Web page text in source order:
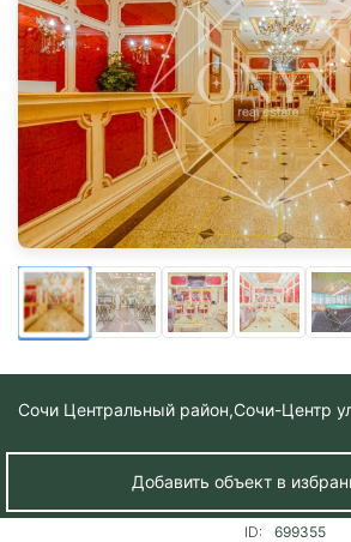
Сочи Центральный район,Сочи-Центр
Добавить объект в
ID:
699355